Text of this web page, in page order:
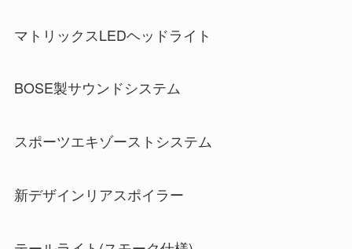
マトリックスLEDヘッドライト
BOSE製サウンドシステム
スポーツエキゾーストシステム
新デザインリアスポイラー